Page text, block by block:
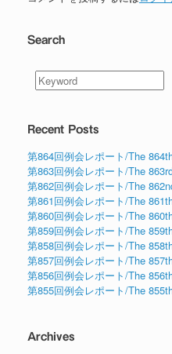
Search
Recent Posts
第864回例会レポート/The
第863回例会レポート/The
第862回例会レポート/The
第861回例会レポート/The
第860回例会レポート/The
第859回例会レポート/The
第858回例会レポート/The
第857回例会レポート/The
第856回例会レポート/The
第855回例会レポート/The
Archives